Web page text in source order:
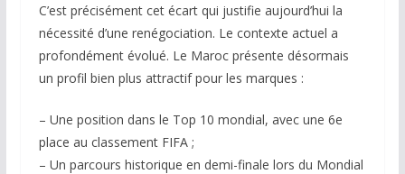
C’est précisément cet écart qui justifie aujourd’hui la
nécessité d’une renégociation. Le contexte actuel a
profondément évolué. Le Maroc présente désormais
un profil bien plus attractif pour les marques :
– Une position dans le Top 10 mondial, avec une 6e
place au classement FIFA ;
– Un parcours historique en demi-finale lors du Mondial